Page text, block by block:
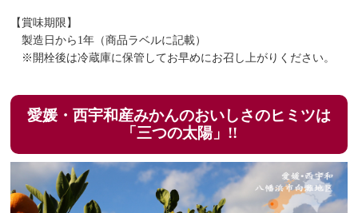
【賞味期限】
製造日から1年（商品ラベルに記載）
※開栓後は冷蔵庫に保管してお早めにお召し上がりください。
愛媛・西宇和産みかんのおいしさのヒミツは
「三つの太陽」!!